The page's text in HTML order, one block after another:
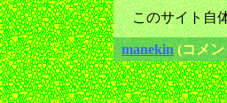
このサイト自
manekin(コメン